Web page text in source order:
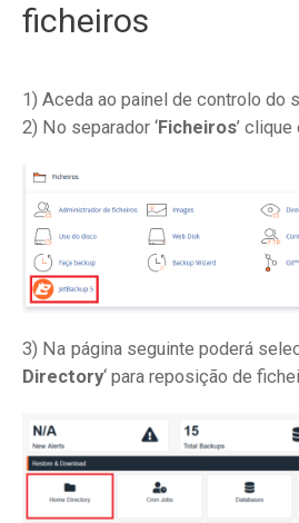
ficheiros
1) Aceda ao painel de controlo do
2) No separador ‘Ficheiros’ clique
3) Na página seguinte poderá
Directory‘ para reposição de